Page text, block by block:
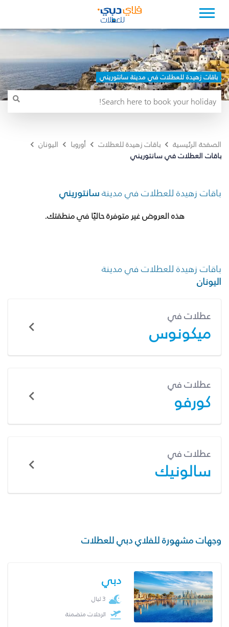
باقات زهيدة للعطلات في مدينة سانتوريني
الصفحة الرئيسية باقات زهيدة للعطلات أوروبا
اليونان
باقات العطلات في سانتوريني
باقات زهيدة للعطلات في مدينةسانتوريني
هذه العروض غير متوفرة حاليًا في منطقتك.
باقات زهيدة للعطلات في مدينة
اليونان
عطلات في
ميكونوس
عطلات في
كورفو
عطلات في
سالونيك
وجهات مشهورة للفلاي دبي للعطلات
دبي
3 ليال
الرحلات متضمنة